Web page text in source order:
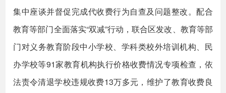
集中座谈并督促完成代收费行为自查及问题整改。配合
教育等部门全面落实“双减”行动，联合区发改、教育等部
门对义务教育阶段中小学校、学科类校外培训机构、民
办学校等91家教育机构执行价格收费情况专项检查，依
法责令清退学校违规收费13万多元，维护了教育收费良